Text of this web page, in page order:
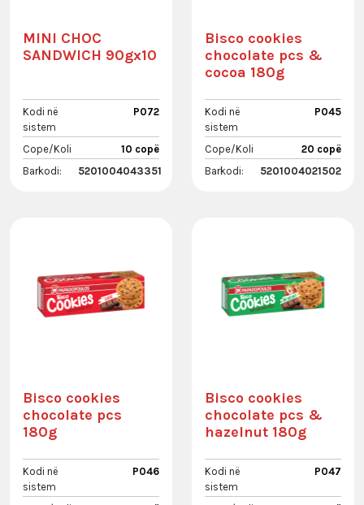
MINI CHOC
SANDWICH 90gx10
Kodi në
sistem
P072
Cope/Koli
10 copë
Barkodi:
5201004043351
Bisco cookies
chocolate pcs &
cocoa 180g
Kodi në
sistem
P045
Cope/Koli
20 copë
Barkodi:
5201004021502
Bisco cookies
chocolate pcs
180g
Kodi në
sistem
P046
Bisco cookies
chocolate pcs &
hazelnut 180g
Kodi në
sistem
P047